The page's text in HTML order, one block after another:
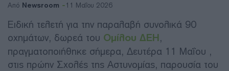
Από Newsroom 11 Μαΐου 2026
Ειδική τελετή για την παραλαβή συνολικά 90
οχημάτων, δωρεά του Ομίλου ΔΕΗ,
πραγματοποιήθηκε σήμερα, Δευτέρα 11 Μαΐου ,
στις πρώην Σχολές της Αστυνομίας, παρουσία του